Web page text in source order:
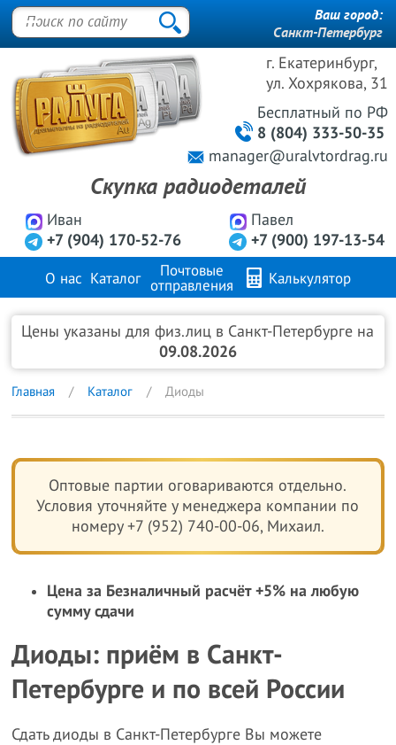
г. Екатеринбург,
ул. Хохрякова, 31
Иван
+7 (904) 170-52-76
Павел
+7 (900) 197-13-54
Бесплатный по РФ
8 (804) 333-50-35
manager@uralvtordrag.ru
Скупка радиодеталей
Ваш город:
Санкт-Петербург
О нас Каталог
Почтовые
отправления
Калькулятор
Продажа металлов FAQ Контакты
Цены указаны для физ.лиц в Санкт-Петербурге на
09.08.2026
Главная Каталог Диоды
Оптовые партии оговариваются отдельно.
Условия уточняйте у менеджера компании по
номеру +7 (952) 740-00-06, Михаил.
Цена за Безналичный расчёт +5% на любую
сумму сдачи
Диоды: приём в Санкт-
Петербурге и по всей России
Сдать диоды в Санкт-Петербурге Вы можете